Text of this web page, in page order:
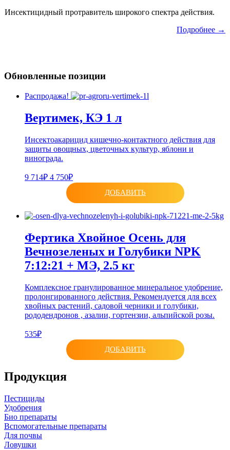
Инсектицидный протравитель широкого спектра действия.
Подробнее →
Обновленные позиции
Распродажа!
Вертимек, КЭ 1 л
Инсектоакарицид кишечно-контактного действия для
защиты овощных, цветочных культур, яблони и
винограда.
9 714₽ 4 750₽
ДОБАВИТЬ
Фертика Хвойное Осень для
Вечнозеленых и Голубики NPK
7:12:21 + МЭ, 2.5 кг
Комплексное гранулированное минеральное удобрение,
пролонгированного действия. Рекомендуется для всех
хвойных растений, садовой черники и голубики,
рододендронов , азалии, гортензии, альпийской розы.
535₽
ДОБАВИТЬ
Продукция
Пестициды
Удобрения
Био препараты
Вспомогательные препараты
Для почвы
Ловушки